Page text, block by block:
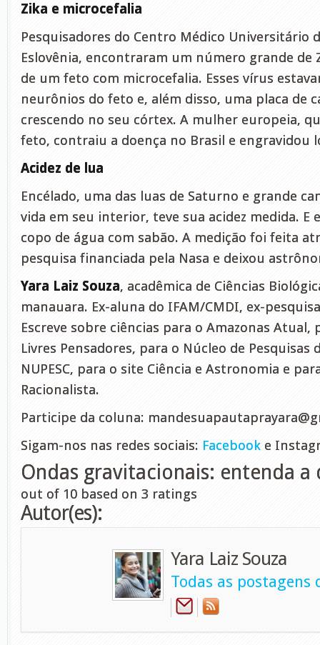
Zika e microcefalia
Pesquisadores do Centro Médico Universitário
Eslovênia, encontraram um número grande de
de um feto com microcefalia. Esses vírus
neurônios do feto e, além disso, uma placa de
crescendo no seu córtex. A mulher europeia,
feto, contraiu a doença no Brasil e engravidou
Acidez de lua
Encélado, uma das luas de Saturno e grande
vida em seu interior, teve sua acidez medida. E
copo de água com sabão. A medição foi feita
pesquisa financiada pela Nasa e deixou
Yara Laiz Souza, acadêmica de Ciências
manauara. Ex-aluna do IFAM/CMDI, ex-
Escreve sobre ciências para o Amazonas Atual,
Livres Pensadores, para o Núcleo de Pesquisas
NUPESC, para o site Ciência e Astronomia e
Racionalista.
Participe da coluna:
Sigam-nos nas redes sociais: Facebook e
Ondas gravitacionais: entenda a
out of 10 based on 3 ratings
Autor(es):
Yara Laiz Souza
Todas as postagens